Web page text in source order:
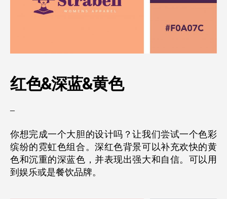
红色&深蓝&黄色
–
你想完成一个大胆的设计吗？让我们尝试一个色彩
缤纷的霓虹色组合。深红色背景可以补充欢快的黄
色和沉重的深蓝色，并表现出强大和自信。可以用
到娱乐或是餐饮品牌。